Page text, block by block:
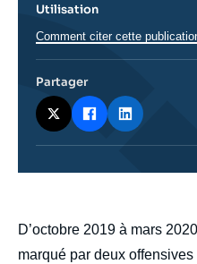
body
D’octobre 2019 à mars
marqué par deux
Utilisation
Comment citer cette
Partager